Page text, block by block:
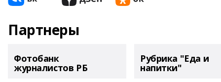
Партнеры
Фотобанк
журналистов РБ
Рубрика "Еда и
напитки"